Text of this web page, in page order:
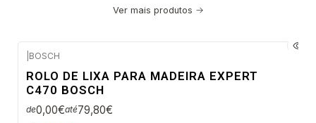
Ver mais produtos
BOSCH
ROLO DE LIXA PARA MADEIRA EXPERT
C470 BOSCH
de0,00€até79,80€